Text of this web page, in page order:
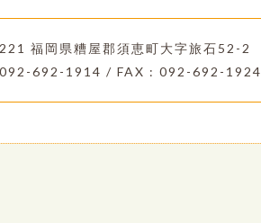
福岡県糟屋郡須恵町大字旅石52-2
692-1914 / FAX : 092-692-1924